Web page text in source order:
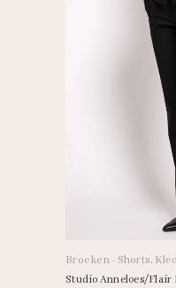
Broeken - Shorts,
Studio Anneloes/Flair